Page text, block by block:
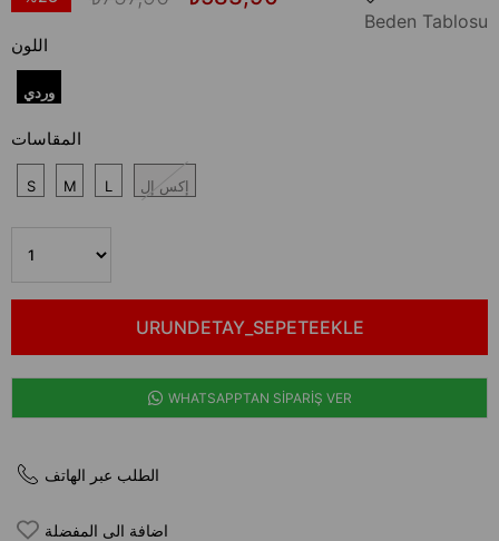
Beden Tablosu
اللون
وردي
المقاسات
S M L إكس إل
WHATSAPPTAN SİPARİŞ VER
الطلب عبر الهاتف
اضافة الى المفضلة